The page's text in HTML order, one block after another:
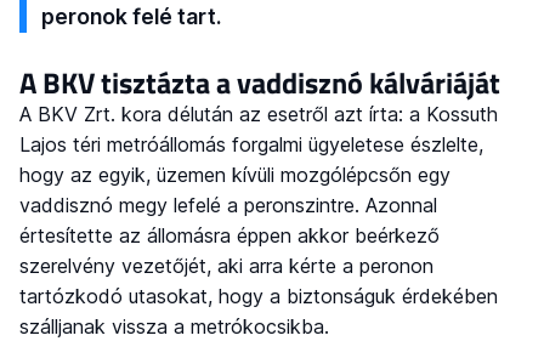
peronok felé tart.
A BKV tisztázta a vaddisznó kálváriáját
A BKV Zrt. kora délután az esetről azt írta: a Kossuth
Lajos téri metróállomás forgalmi ügyeletese észlelte,
hogy az egyik, üzemen kívüli mozgólépcsőn egy
vaddisznó megy lefelé a peronszintre. Azonnal
értesítette az állomásra éppen akkor beérkező
szerelvény vezetőjét, aki arra kérte a peronon
tartózkodó utasokat, hogy a biztonságuk érdekében
szálljanak vissza a metrókocsikba.